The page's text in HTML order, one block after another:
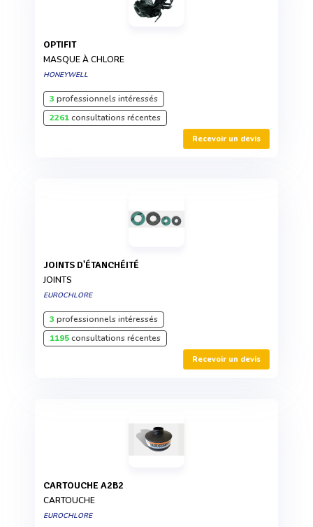
OPTIFIT
MASQUE À CHLORE
HONEYWELL
3 professionnels intéressés
2261consultations récentes
Recevoir un devis
JOINTS D'ÉTANCHÉITÉ
JOINTS
EUROCHLORE
3 professionnels intéressés
1195consultations récentes
Recevoir un devis
CARTOUCHE A2B2
CARTOUCHE
EUROCHLORE